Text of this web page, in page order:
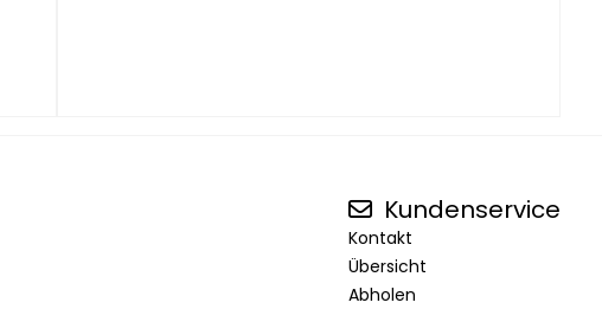
Kundenservice
Kontakt
Übersicht
Abholen